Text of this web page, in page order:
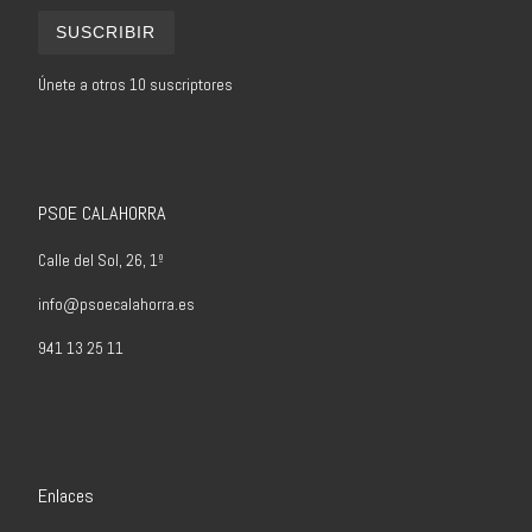
SUSCRIBIR
Únete a otros 10 suscriptores
PSOE CALAHORRA
Calle del Sol, 26, 1º
info@psoecalahorra.es
941 13 25 11
Enlaces